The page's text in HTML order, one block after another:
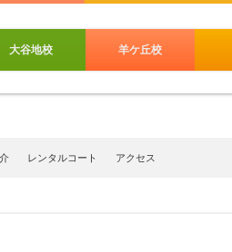
大谷地校 羊ケ丘校
レンタルコート アクセス